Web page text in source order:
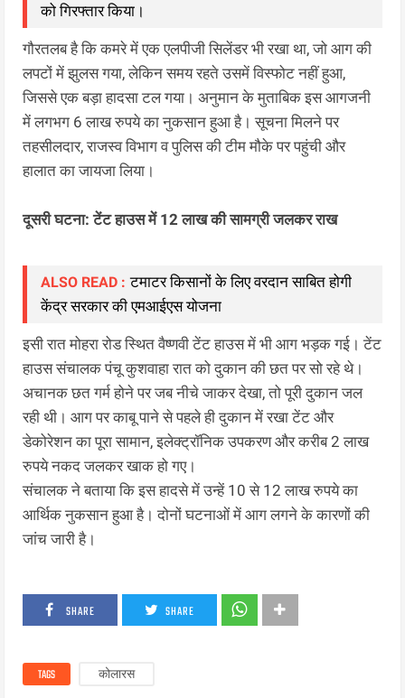
को गिरफ्तार किया।
गौरतलब है कि कमरे में एक एलपीजी सिलेंडर भी रखा था, जो आग की
लपटों में झुलस गया, लेकिन समय रहते उसमें विस्फोट नहीं हुआ,
जिससे एक बड़ा हादसा टल गया। अनुमान के मुताबिक इस आगजनी
में लगभग 6 लाख रुपये का नुकसान हुआ है। सूचना मिलने पर
तहसीलदार, राजस्व विभाग व पुलिस की टीम मौके पर पहुंची और
हालात का जायजा लिया।
दूसरी घटना: टेंट हाउस में 12 लाख की सामग्री जलकर राख
ALSO READ : टमाटर किसानों के लिए वरदान साबित होगी
केंद्र सरकार की एमआईएस योजना
इसी रात मोहरा रोड स्थित वैष्णवी टेंट हाउस में भी आग भड़क गई। टेंट
हाउस संचालक पंचू कुशवाहा रात को दुकान की छत पर सो रहे थे।
अचानक छत गर्म होने पर जब नीचे जाकर देखा, तो पूरी दुकान जल
रही थी। आग पर काबू पाने से पहले ही दुकान में रखा टेंट और
डेकोरेशन का पूरा सामान, इलेक्ट्रॉनिक उपकरण और करीब 2 लाख
रुपये नकद जलकर खाक हो गए।
संचालक ने बताया कि इस हादसे में उन्हें 10 से 12 लाख रुपये का
आर्थिक नुकसान हुआ है। दोनों घटनाओं में आग लगने के कारणों की
जांच जारी है।
SHARE SHARE
TAGS कोलारस